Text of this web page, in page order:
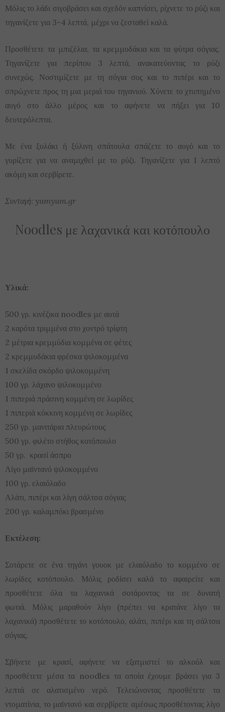
Μόλις το λάδι σιγοβράσει και σχεδόν καπνίσει, ρίχνετε το ρύζι και
τηγανίζετε για 3-4 λεπτά, μέχρι να ζεσταθεί καλά.
Προσθέτετε τα μπιζέλια, τα κρεμμυδάκια και τα φύτρα σόγιας.
Τηγανίζετε για περίπου 3 λεπτά, ανακατεύοντας το ρύζι
συνεχώς. Νοστιμίζετε με τη σόγια σος και το πιπέρι και το
σπρώχνετε προς τη μια μεριά του τηγανιού. Χύνετε το χτυπημένο
αυγό στο άλλο μέρος και το αφήνετε να πήξει για 10
δευτερόλεπτα.
Με ένα ξυλάκι ή ξύλινη σπάτουλα σπάζετε το αυγό και το
γυρίζετε για να αναμιχθεί με το ρύζι. Τηγανίζετε για 1 λεπτό
ακόμη και σερβίρετε.
Συνταγή: yumyum.gr
Noodles με λαχανικά και κοτόπουλο
Υλικά:
500 γρ. κινέζικα noodles με αυτά
2 καρότα τριμμένα στο χοντρό τρίφτη
2 μέτρια κρεμμύδια κομμένα σε φέτες
2 κρεμμυδάκια φρέσκα ψιλοκομμένα
1 σκελίδα σκόρδο ψιλοκομμένη
100 γρ. λάχανο ψιλοκομμένο
1 πιπεριά πράσινη κομμένη σε λωρίδες
1 πιπεριά κόκκινη κομμένη σε λωρίδες
250 γρ. μανιτάρια πλευρώτους
500 γρ. φιλέτο στήθος κοτόπουλο
50 γρ. κρασί άσπρο
Λίγο μαϊντανό ψιλοκομμένο
100 γρ. ελαιόλαδο
Αλάτι, πιπέρι και λίγη σάλτσα σόγιας
200 γρ. καλαμπόκι βρασμένο
Εκτέλεση:
Σοτάρετε σε ένα τηγάνι γουοκ με ελαιόλαδο το κομμένο σε
λωρίδες κοτόπουλο. Μόλις ροδίσει καλά το αφαιρείτε και
προσθέτετε όλα τα λαχανικά σοτάροντας τα σε δυνατή
φωτιά. Mόλις μαραθούν λίγο (πρέπει να κρατάνε λίγο τα
λαχανικά) προσθέτετε το κοτόπουλο, αλάτι, πιπέρι και τη σάλτσα
σόγιας.
Σβήνετε με κρασί, αφήνετε να εξατμιστεί το αλκοόλ και
προσθέτετε μέσα τα noodles τα οποία έχουμε βράσει για 3
λεπτά σε αλατισμένο νερό. Τελειώνοντας προσθέτετε τα
ντοματίνια, το μαϊντανό και σερβίρετε αμέσως προσθέτοντας λίγο